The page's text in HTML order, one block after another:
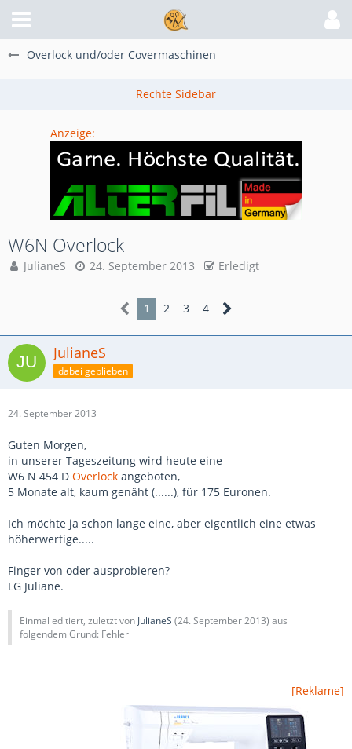
Overlock und/oder Covermaschinen
Anzeige:
W6N Overlock
JulianeS 24. September 2013 Erledigt
1 2 3 4
JulianeS
dabei geblieben
24. September 2013
Guten Morgen,
in unserer Tageszeitung wird heute eine
W6 N 454 D Overlock angeboten,
5 Monate alt, kaum genäht (......), für 175 Euronen.
Ich möchte ja schon lange eine, aber eigentlich eine etwas
höherwertige.....
Finger von oder ausprobieren?
LG Juliane.
Einmal editiert, zuletzt von JulianeS (24. September 2013) aus
folgendem Grund: Fehler
[Reklame]